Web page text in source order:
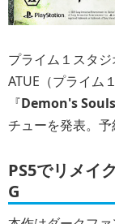
プライム１スタ
ATUE（プライム
『Demon's Souls
チューを発表。予
PS5でリメイ
G